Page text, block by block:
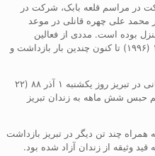
در مراسم قلعه بابک، شرکت در
محمد علی چهره قانلی در موعد
بوده است. مددی از فعالین
آذربایجانی در تبریز است که از سال ۱۳۷۵ (۱۹۹۶) تا کنون چندین بار بازداشت و
جمشید زارعی فعال شناخته شده آذربایجانی در تبریز روز یکشنبه ۱ آذر ۸۸ (۲۲
حکم حبس شش ماهه به زندان تبریز
۲۱ اردیبهشت ۸۷ (۱۰ می ۲۰۰۸) به همراه چند تن دیگر در تبریز بازداشت
وثیقه از زندان آزاد شده بود.